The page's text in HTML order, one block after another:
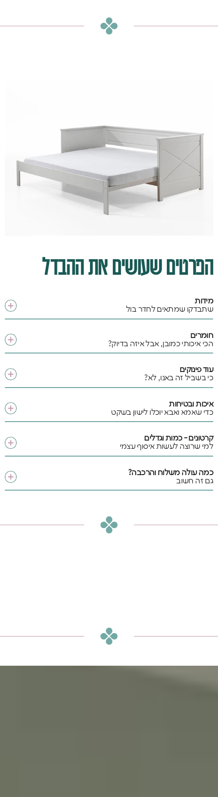
₪3,250
הפרטים שעושים את ההבדל
מידות
שתבדקו שמתאים לחדר בול
חומרים
הכי איכותי כמובן, אבל איזה בדיוק?
עוד פינוקים
כי בשביל זה באנו, לא?
איכות ובטיחות
כדי שאמא ואבא יוכלו לישון בשקט
קרטונים - כמות וגדלים
למי שרוצה לעשות איסוף עצמי
כמה עולה משלוח והרכבה?
גם זה חשוב